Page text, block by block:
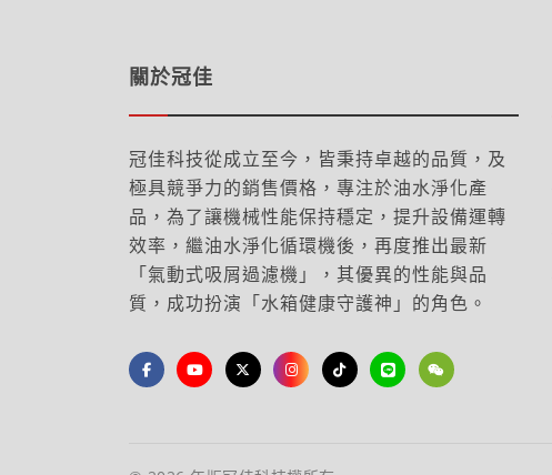
關於冠佳
冠佳科技從成立至今，皆秉持卓越的品質，及
極具競爭力的銷售價格，專注於油水淨化產
品，為了讓機械性能保持穩定，提升設備運轉
效率，繼油水淨化循環機後，再度推出最新
「氣動式吸屑過濾機」，其優異的性能與品
質，成功扮演「水箱健康守護神」的角色。